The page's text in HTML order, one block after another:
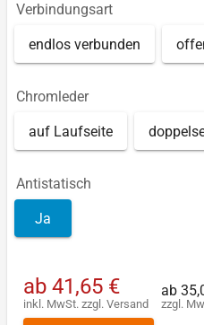
Verbindungsart
endlos verbunden
Chromleder
auf Laufseite
Antistatisch
Ja
ab 41,65 €
inkl. MwSt. zzgl. Versand
ab
zzgl.